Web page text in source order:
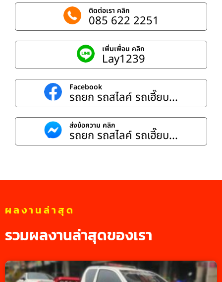
ติดต่อเรา คลิก
085 622 2251
เพิ่มเพื่อน คลิก
Lay1239
Facebook
รถยก รถสไลค์ รถเฮี๊ยบ...
ส่งข้อความ คลิก
รถยก รถสไลค์ รถเฮี๊ยบ...
ผลงานล่าสุด
รวมผลงานล่าสุดของเรา